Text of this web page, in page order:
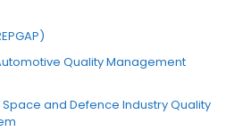
Automotive Quality Management
Space and Defence Industry Quality